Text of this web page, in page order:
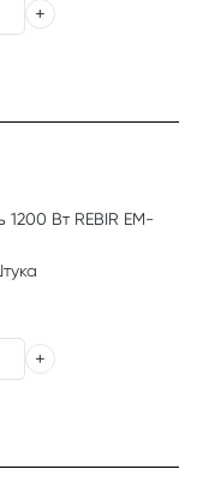
Вт REBIR EM-